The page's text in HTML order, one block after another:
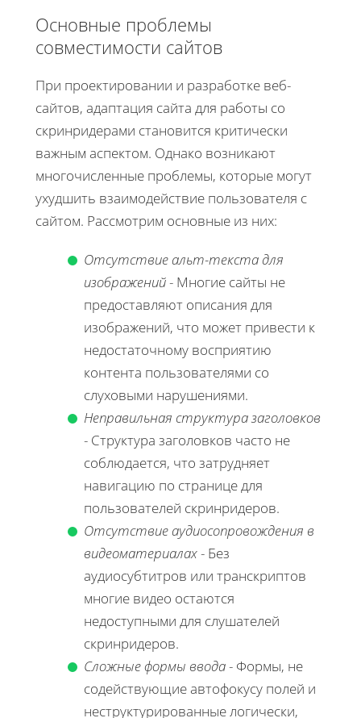
Основные проблемы
совместимости сайтов
При проектировании и разработке веб-
сайтов, адаптация сайта для работы со
скринридерами становится критически
важным аспектом. Однако возникают
многочисленные проблемы, которые могут
ухудшить взаимодействие пользователя с
сайтом. Рассмотрим основные из них:
Отсутствие альт-текста для
изображений- Многие сайты не
предоставляют описания для
изображений, что может привести к
недостаточному восприятию
контента пользователями со
слуховыми нарушениями.
Неправильная структура заголовков
- Структура заголовков часто не
соблюдается, что затрудняет
навигацию по странице для
пользователей скринридеров.
Отсутствие аудиосопровождения в
видеоматериалах- Без
аудиосубтитров или транскриптов
многие видео остаются
недоступными для слушателей
скринридеров.
Сложные формы ввода- Формы, не
содействующие автофокусу полей и
неструктурированные логически,